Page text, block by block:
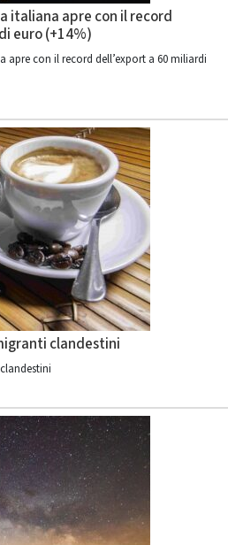
italiana apre con il record
euro (+14%)
apre con il record dell’export a 60 miliardi
clandestini